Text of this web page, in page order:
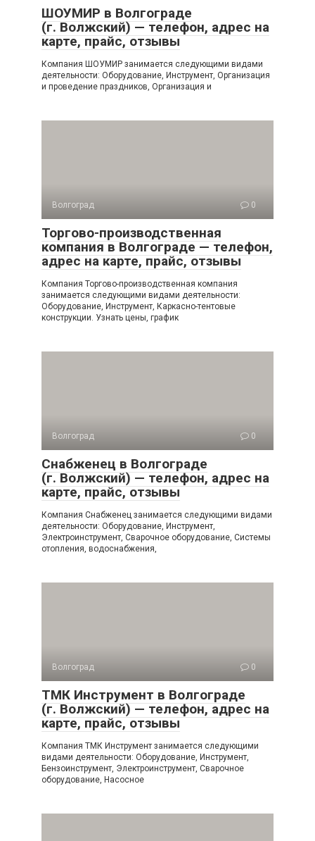
ШОУМИР в Волгограде
(г. Волжский) — телефон, адрес на
карте, прайс, отзывы
Компания ШОУМИР занимается следующими видами
деятельности: Оборудование, Инструмент, Организация
и проведение праздников, Организация и
Волгоград 0
Торгово-производственная
компания в Волгограде — телефон,
адрес на карте, прайс, отзывы
Компания Торгово-производственная компания
занимается следующими видами деятельности:
Оборудование, Инструмент, Каркасно-тентовые
конструкции. Узнать цены, график
Волгоград 0
Снабженец в Волгограде
(г. Волжский) — телефон, адрес на
карте, прайс, отзывы
Компания Снабженец занимается следующими видами
деятельности: Оборудование, Инструмент,
Электроинструмент, Сварочное оборудование, Системы
отопления, водоснабжения,
Волгоград 0
ТМК Инструмент в Волгограде
(г. Волжский) — телефон, адрес на
карте, прайс, отзывы
Компания ТМК Инструмент занимается следующими
видами деятельности: Оборудование, Инструмент,
Бензоинструмент, Электроинструмент, Сварочное
оборудование, Насосное